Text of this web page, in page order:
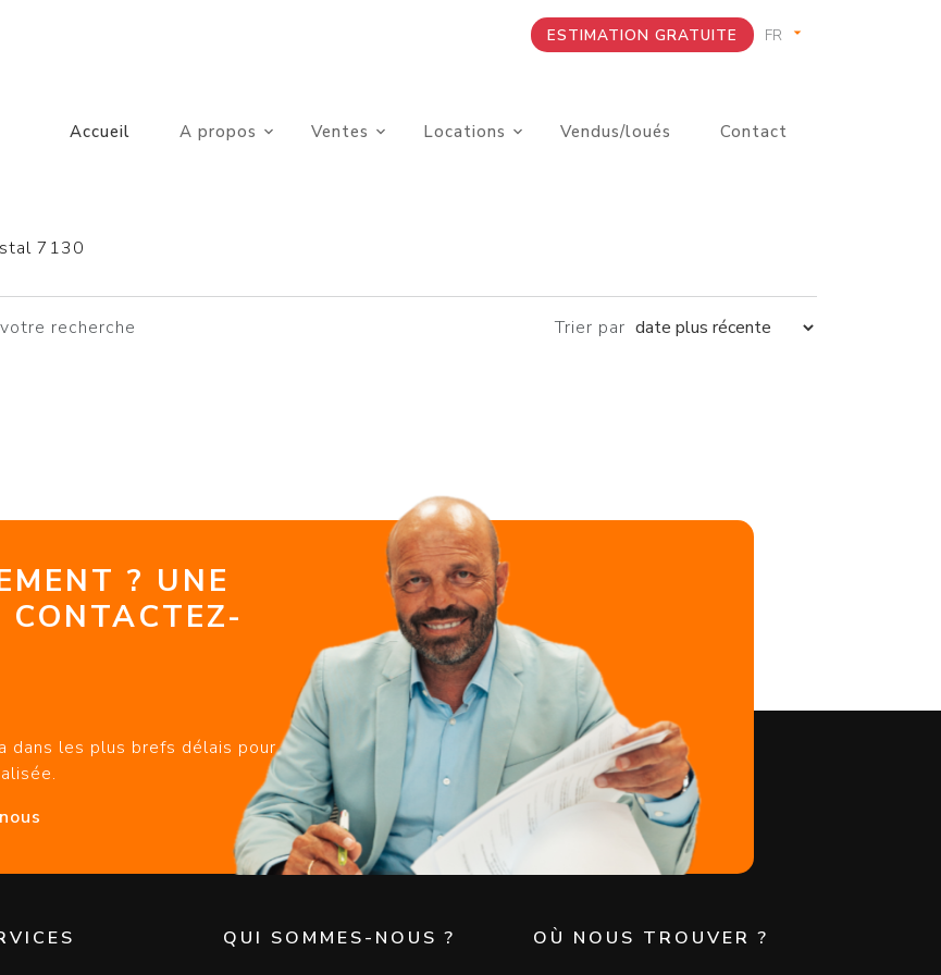
ESTIMATION GRATUITE
Accueil A propos Ventes Locations Vendus/loués Contact
7130
recherche Trier par
? UNE
dans les plus brefs délais pour
QUI SOMMES-NOUS ? OÙ NOUS TROUVER ?